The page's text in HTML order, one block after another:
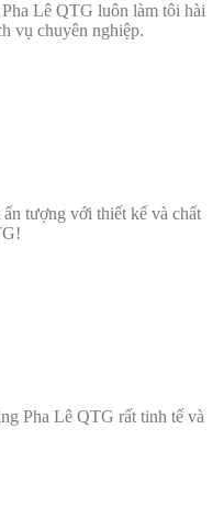
Lê QTG luôn làm tôi hài
vụ chuyên nghiệp.
tượng với thiết kế và chất
Pha Lê QTG rất tinh tế và